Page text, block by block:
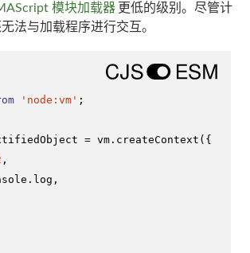
模块加载器 更低的级别。尽管计
法与加载程序进行交互。
'node:vm' ;
= vm. createContext ({
,
. log ,